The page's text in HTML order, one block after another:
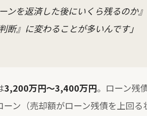
ンを返済した後にいくら残るのか
断』に変わることが多いんです」
3,200万円〜3,400万円。ローン残
ン（売却額がローン残債を上回